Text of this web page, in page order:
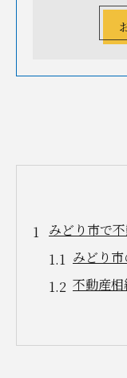
みどり市で
みどり
不動産
実際に